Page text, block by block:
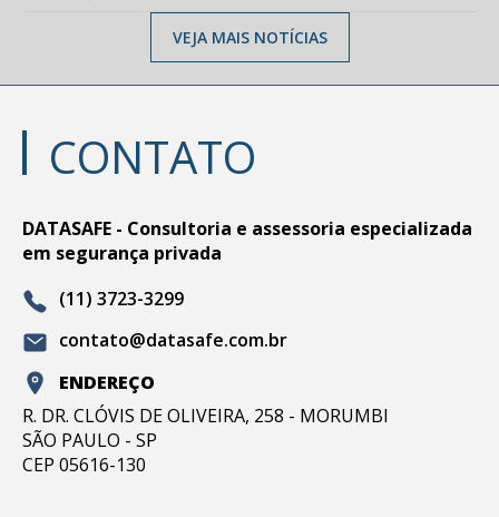
VEJA MAIS NOTÍCIAS
CONTATO
DATASAFE - Consultoria e assessoria especializada
em segurança privada
(11) 3723-3299
contato@datasafe.com.br
ENDEREÇO
R. DR. CLÓVIS DE OLIVEIRA, 258 - MORUMBI
SÃO PAULO - SP
CEP 05616-130